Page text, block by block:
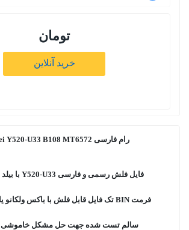
تومان
خرید آنلاین
رام فارسی Huawei Y520-U33 B108 MT6572
فایل فلش رسمی و فارسی Y520-U33 با بیلد نامبر B108
فرمت BIN تک فایل قابل فلش با باکس ولکانو یا کرک میراکل
سالم تست شده جهت حل مشکل خاموشی